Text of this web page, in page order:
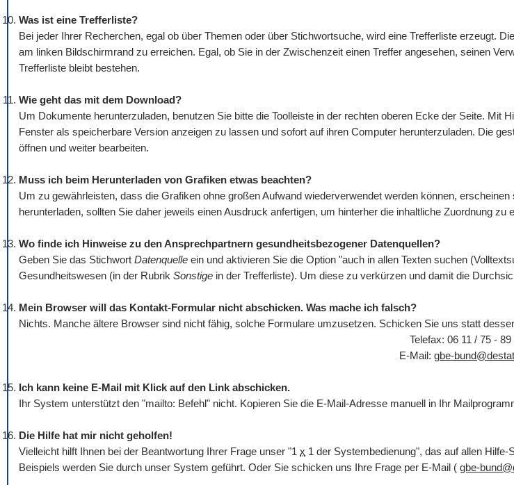
Was ist eine Trefferliste?
Bei jeder Ihrer Recherchen, egal ob über Themen oder über Stichwortsuche, wird eine Trefferliste erzeugt.
am linken Bildschirmrand zu erreichen. Egal, ob Sie in der Zwischenzeit einen Treffer angesehen, seinen
Trefferliste bleibt bestehen.
Wie geht das mit dem Download?
Um Dokumente herunterzuladen, benutzen Sie bitte die Toolleiste in der rechten oberen Ecke der Seite. Mit
Fenster als speicherbare Version anzeigen zu lassen und sofort auf ihren Computer herunterzuladen. Die
öffnen und weiter bearbeiten.
Muss ich beim Herunterladen von Grafiken etwas beachten?
Um zu gewährleisten, dass die Grafiken ohne großen Aufwand wiederverwendet werden können,
herunterladen, sollten Sie daher jeweils einen Ausdruck anfertigen, um hinterher die inhaltliche Zuordnung zu
Wo finde ich Hinweise zu den Ansprechpartnern gesundheitsbezogener Datenquellen?
Geben Sie das Stichwort Datenquelle ein und aktivieren Sie die Option "auch in allen Texten suchen
Gesundheitswesen (in der Rubrik Sonstige in der Trefferliste). Um diese zu verkürzen und damit die
Mein Browser will das Kontakt-Formular nicht abschicken. Was mache ich falsch?
Nichts. Manche ältere Browser sind nicht fähig, solche Formulare umzusetzen. Schicken Sie uns statt
Telefax: 06 11 / 75 - 89
E-Mail: gbe-
Ich kann keine E-Mail mit Klick auf den Link abschicken.
Ihr System unterstützt den "mailto: Befehl" nicht. Kopieren Sie die E-Mail-Adresse manuell in Ihr
Die Hilfe hat mir nicht geholfen!
Vielleicht hilft Ihnen bei der Beantwortung Ihrer Frage unser "1 x 1 der Systembedienung", das auf allen
Beispiels werden Sie durch unser System geführt. Oder Sie schicken uns Ihre Frage per E-Mail ( gbe-